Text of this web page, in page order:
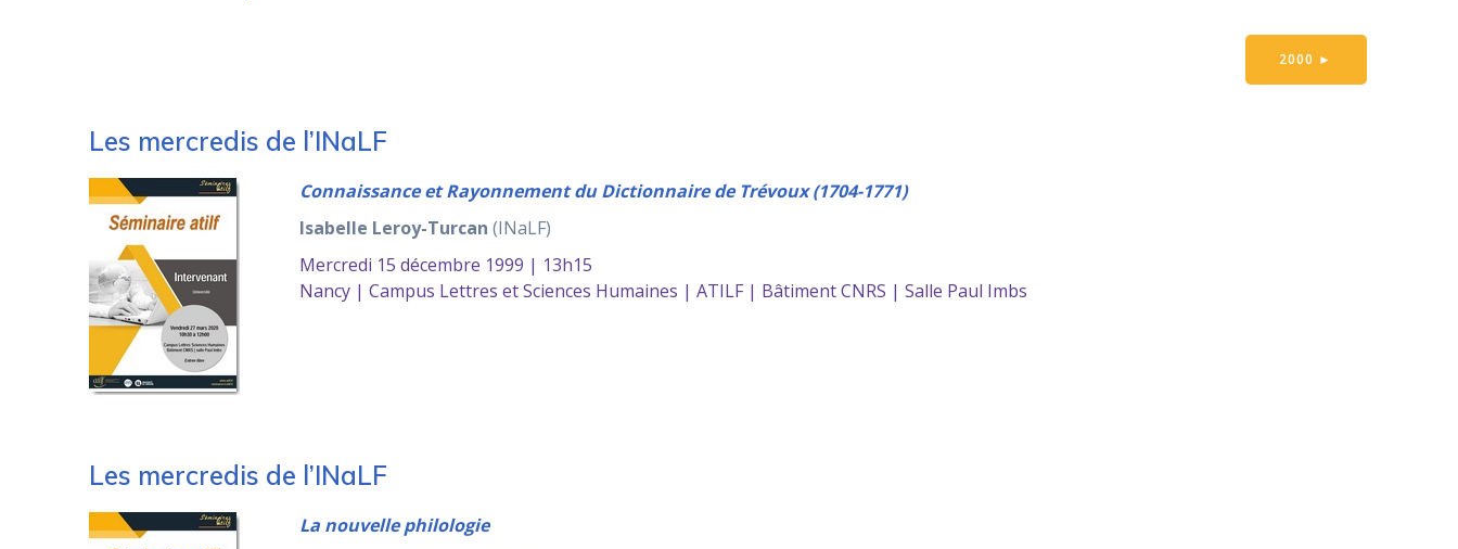
2000 ►
Les mercredis de l’INaLF
Connaissance et Rayonnement du Dictionnaire de Trévoux (1704-1771)
Isabelle Leroy-Turcan (INaLF)
Mercredi 15 décembre 1999 | 13h15
Nancy | Campus Lettres et Sciences Humaines | ATILF | Bâtiment CNRS | Salle Paul Imbs
Les mercredis de l’INaLF
La nouvelle philologie